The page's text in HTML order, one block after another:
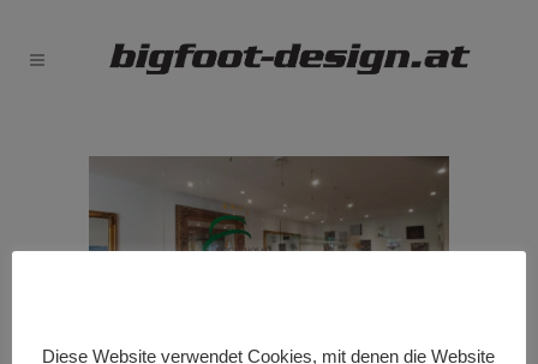
Diese Website verwendet Cookies, mit denen die Website